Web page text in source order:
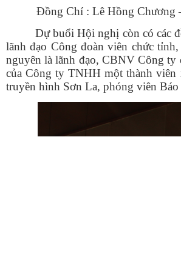
Đồng Chí : Lê Hồng Chương –
Dự buổi Hội nghị còn có các
lãnh đạo Công đoàn viên chức
nguyên là lãnh đạo, CBNV Công ty
của Công ty TNHH một thành
truyền hình Sơn La, phóng viên